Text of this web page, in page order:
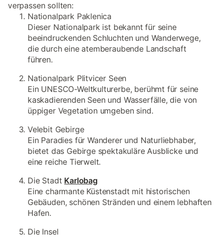
verpassen sollten:
Nationalpark Paklenica
Dieser Nationalpark ist bekannt für seine
beeindruckenden Schluchten und Wanderwege,
die durch eine atemberaubende Landschaft
führen.
Nationalpark Plitvicer Seen
Ein UNESCO-Weltkulturerbe, berühmt für seine
kaskadierenden Seen und Wasserfälle, die von
üppiger Vegetation umgeben sind.
Velebit Gebirge
Ein Paradies für Wanderer und Naturliebhaber,
bietet das Gebirge spektakuläre Ausblicke und
eine reiche Tierwelt.
Die Stadt Karlobag
Eine charmante Küstenstadt mit historischen
Gebäuden, schönen Stränden und einem lebhaften
Hafen.
Die Insel